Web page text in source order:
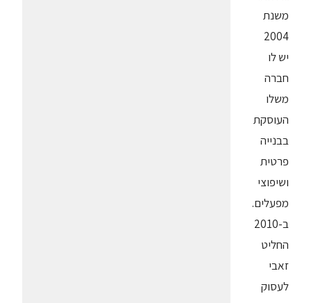
משנת
2004
יש לו
חברה
משלו
העוסקת
בבנייה
פרטית
ושיפוצי
מפעלים.
ב-2010
החליט
זאבי
לעסוק